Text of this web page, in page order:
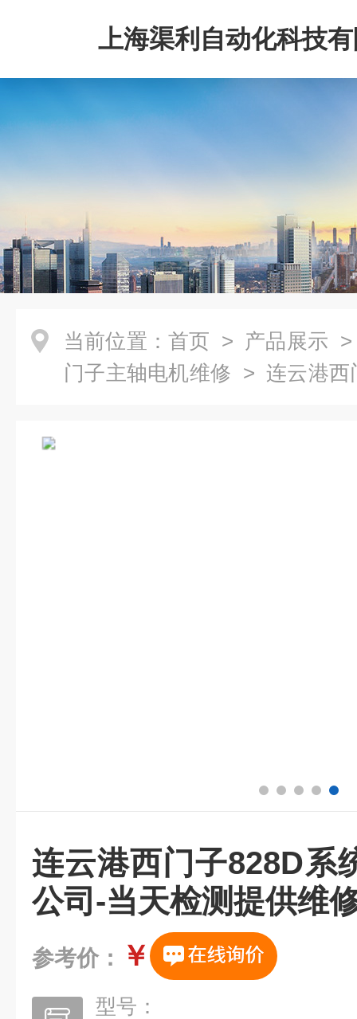
上海渠利自动化科技
当前位置： 首页 > 产品展示
门子主轴电机维修 > 连云港西
连云港西门子828D系
公司-当天检测提供维
参考价： ￥
型号：